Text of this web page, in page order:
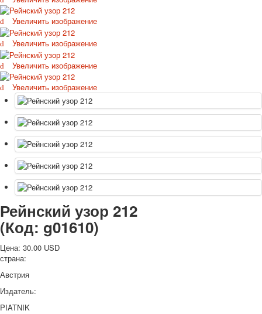
Октябрьская революция
С рождеством
Пасха
9 мая - день победы
Разные пожелания
1 сентября школа
Приглашение
Новости
Новости карточных колод
Новости открыток
О сайте
Ссылки
Наше видео
доставка
Избранное
Увеличить изображение
Увеличить изображение
Увеличить изображение
Увеличить изображение
Рейнский узор 212
(Код: g01610)
Цена: 30.00 USD
страна:
Австрия
Издатель:
PIATNIK